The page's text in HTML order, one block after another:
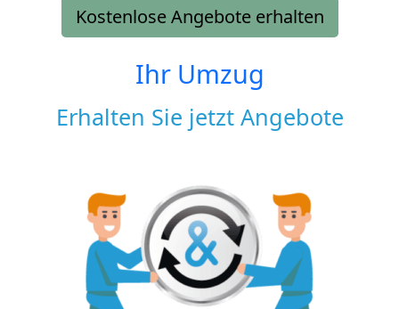
Kostenlose Angebote erhalten
Ihr Umzug
Erhalten Sie jetzt Angebote